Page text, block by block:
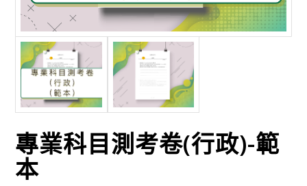
專業科目測考卷(行政)-範
本